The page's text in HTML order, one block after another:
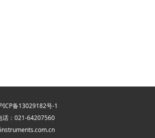
ICP备13029182号-1
话：021-64207560